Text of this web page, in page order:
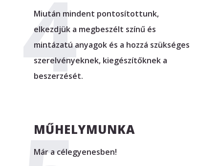
Miután mindent pontosítottunk,
elkezdjük a megbeszélt színű és
mintázatú anyagok és a hozzá szükséges
szerelvényeknek, kiegészítőknek a
beszerzését.
MŰHELYMUNKA
Már a célegyenesben!